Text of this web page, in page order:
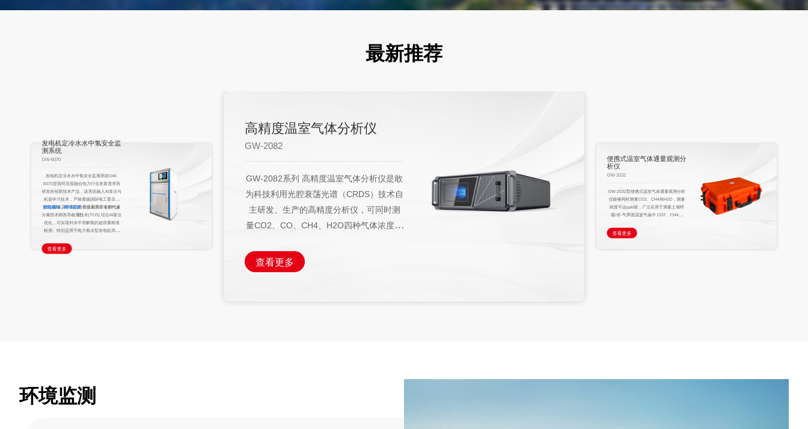
最新推荐
高精度温室气体分析仪
量CO2、CO、CH4、H2O四种气体浓度。
分析仪独有的内部控温、控压算法，让分
分之一( ppb )，在数月运行中的漂移可以
查看更多
便携式温室气体通量观测分
析仪
GW-2032型便携式温室气体通量观测分析
仪能够同时测量CO2、CH4和H2O，测量
精度可达ppb级，广泛应用于测量土壤呼
吸/水-气界面温室气体中 CO2、CH4、
量、存储和数据处理等功能。支持测量结
查看更多
锅炉四管高温腐蚀和爆管监
测预警系统
GW-6080
锅炉“四管”高温腐蚀和爆管监测预警系统是
针对燃煤发电锅炉关键热交换管﹙水冷
壁、再热 器、过热器、省煤器﹚失效问题
而开发的实时高温腐蚀和爆管监测解决方
声传感器，实时采集、监测和分析锅炉“四
管”运行状态数据，包括﹕
查看更多
环境监测